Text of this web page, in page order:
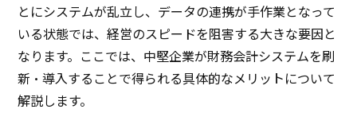
とにシステムが乱立し、データの連携が手作業となって
いる状態では、経営のスピードを阻害する大きな要因と
なります。ここでは、中堅企業が財務会計システムを刷
新・導入することで得られる具体的なメリットについて
解説します。